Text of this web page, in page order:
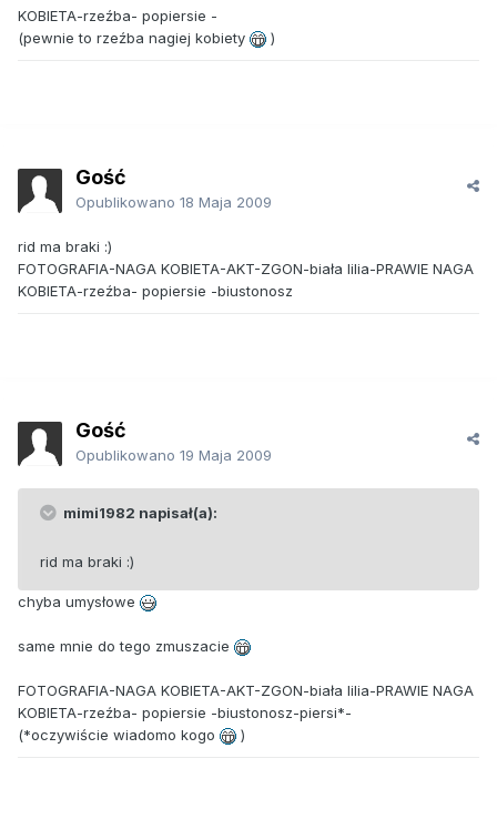
KOBIETA-rzeźba- popiersie -
(pewnie to rzeźba nagiej kobiety
)
Gość
Opublikowano 18 Maja 2009
rid ma braki :)
FOTOGRAFIA-NAGA KOBIETA-AKT-ZGON-biała lilia-PRAWIE NAGA
KOBIETA-rzeźba- popiersie -biustonosz
Gość
Opublikowano 19 Maja 2009
mimi1982 napisał(a):
rid ma braki :)
chyba umysłowe
same mnie do tego zmuszacie
FOTOGRAFIA-NAGA KOBIETA-AKT-ZGON-biała lilia-PRAWIE NAGA
KOBIETA-rzeźba- popiersie -biustonosz-piersi*-
(*oczywiście wiadomo kogo
)